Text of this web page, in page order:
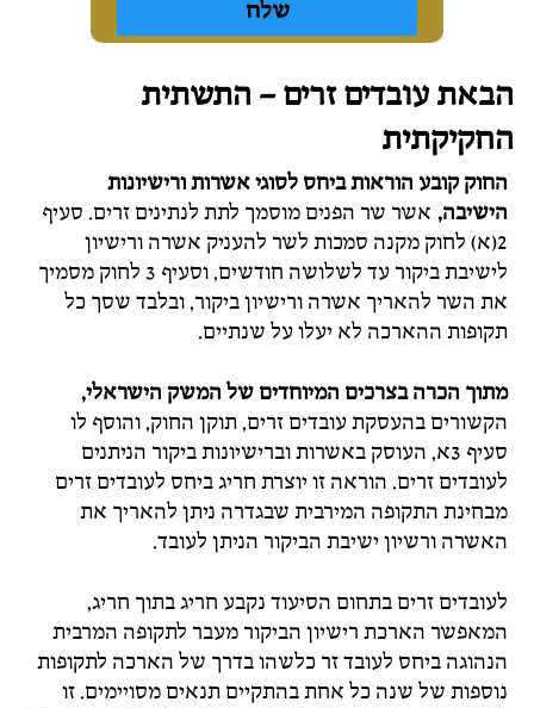
הבאת עובדים זרים – התשתית
החקיקתית
החוק קובע הוראות ביחס לסוגי אשרות ורישיונות
הישיבה, אשר שר הפנים מוסמך לתת לנתינים זרים. סעיף
2(א) לחוק מקנה סמכות לשר להעניק אשרה ורישיון
לישיבת ביקור עד לשלושה חודשים, וסעיף 3 לחוק מסמיך
את השר להאריך אשרה ורישיון ביקור, ובלבד שסך כל
תקופות ההארכה לא יעלו על שנתיים.
מתוך הכרה בצרכים המיוחדים של המשק הישראלי,
הקשורים בהעסקת עובדים זרים, תוקן החוק, והוסף לו
סעיף 3א, העוסק באשרות וברישיונות ביקור הניתנים
לעובדים זרים. הוראה זו יוצרת חריג ביחס לעובדים זרים
מבחינת התקופה המירבית שבגדרה ניתן להאריך את
האשרה ורשיון ישיבת הביקור הניתן לעובד.
לעובדים זרים בתחום הסיעוד נקבע חריג בתוך חריג,
המאפשר הארכת רישיון הביקור מעבר לתקופה המרבית
הנהוגה ביחס לעובד זר כלשהו בדרך של הארכה לתקופות
נוספות של שנה כל אחת בהתקיים תנאים מסויימים. זו